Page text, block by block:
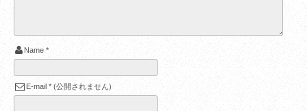
Name *
E-mail * (公開されません)